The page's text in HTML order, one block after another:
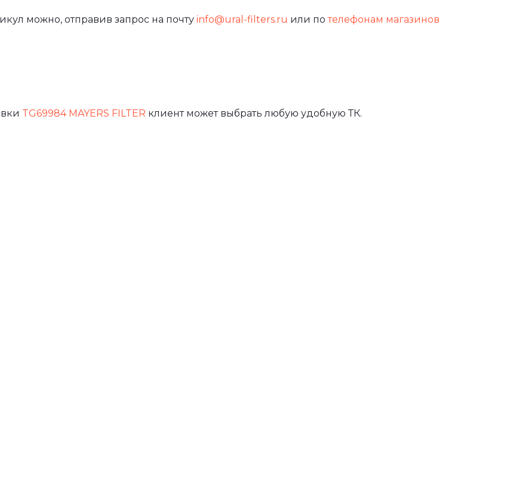
можно, отправив запрос на почту info@ural-filters.ru или потелефонам магазинов
TG69984 MAYERS FILTER клиент может выбрать любую удобную ТК.